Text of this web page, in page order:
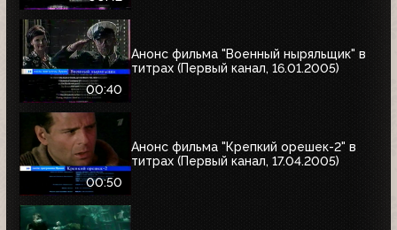
00:40
Анонс фильма "Военный ныряльщик" в
титрах (Первый канал, 16.01.2005)
00:50
Анонс фильма "Крепкий орешек-2" в
титрах (Первый канал, 17.04.2005)